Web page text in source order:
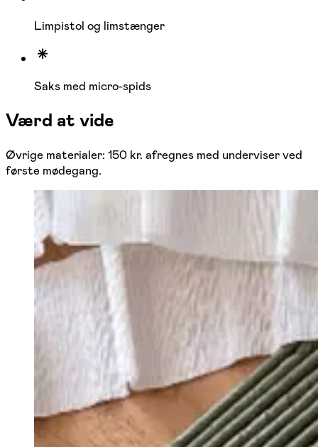
Limpistol og limstænger
Saks med micro-spids
Værd at vide
Øvrige materialer: 150 kr. afregnes med underviser ved
første mødegang.